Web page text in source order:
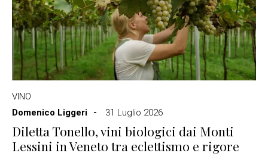
VINO
Domenico Liggeri
31 Luglio 2026
Diletta Tonello, vini biologici dai Monti
Lessini in Veneto tra eclettismo e rigore